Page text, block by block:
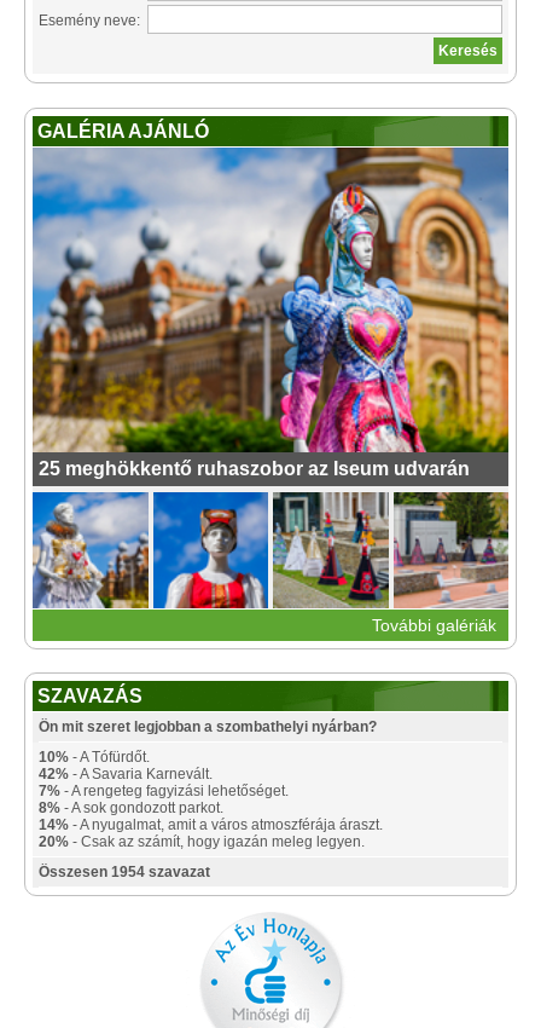
Esemény neve:
GALÉRIA AJÁNLÓ
25 meghökkentő ruhaszobor az Iseum udvarán
További galériák
SZAVAZÁS
Ön mit szeret legjobban a szombathelyi nyárban?
10% - A Tófürdőt.
42% - A Savaria Karnevált.
7% - A rengeteg fagyizási lehetőséget.
8% - A sok gondozott parkot.
14% - A nyugalmat, amit a város atmoszférája áraszt.
20% - Csak az számít, hogy igazán meleg legyen.
Összesen 1954 szavazat